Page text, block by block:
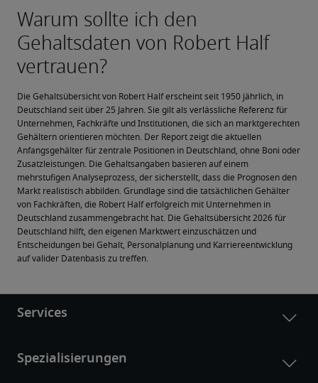
Die Gehaltsübersicht von Robert Half erscheint seit 1950 jährlich, in
Deutschland seit über 25 Jahren. Sie gilt als verlässliche Referenz für
Unternehmen, Fachkräfte und Institutionen, die sich an marktgerechten
Gehältern orientieren möchten. Der Report zeigt die aktuellen
Anfangsgehälter für zentrale Positionen in Deutschland, ohne Boni oder
Zusatzleistungen. Die Gehaltsangaben basieren auf einem
mehrstufigen Analyseprozess, der sicherstellt, dass die Prognosen den
Markt realistisch abbilden. Grundlage sind die tatsächlichen Gehälter
von Fachkräften, die Robert Half erfolgreich mit Unternehmen in
Deutschland zusammengebracht hat. Die Gehaltsübersicht 2026 für
Deutschland hilft, den eigenen Marktwert einzuschätzen und
Entscheidungen bei Gehalt, Personalplanung und Karriereentwicklung
auf valider Datenbasis zu treffen.